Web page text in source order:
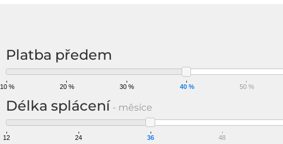
Platba předem
10 % 20 % 30 % 40 % 50 %
Délka splácení - měsíce
12 24 36 48